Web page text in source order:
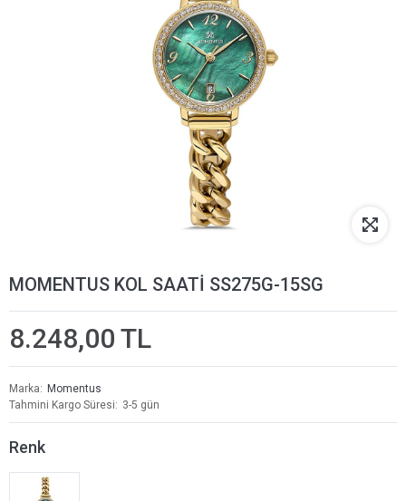
MOMENTUS KOL SAATİ SS275G-15SG
8.248,00 TL
Marka
Momentus
Tahmini Kargo Süresi
3-5 gün
Renk